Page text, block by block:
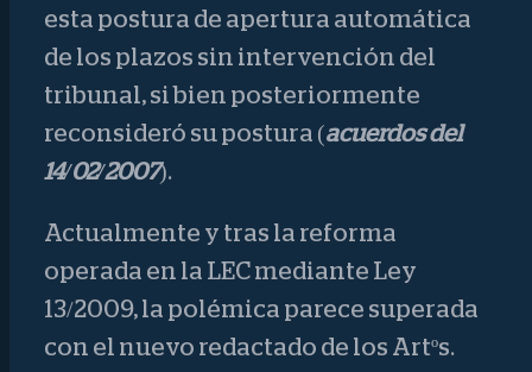
esta postura de apertura automática
de los plazos sin intervención del
tribunal, si bien posteriormente
reconsideró su postura (acuerdos del
14/02/2007).
Actualmente y tras la reforma
operada en la LEC mediante Ley
13/2009, la polémica parece superada
con el nuevo redactado de los Artºs.